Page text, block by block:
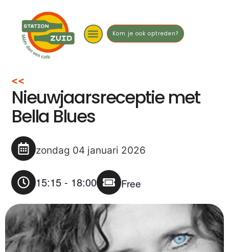
Kom je ook optreden?
<<
Nieuwjaarsreceptie met
Bella Blues
zondag 04 januari 2026
15:15 - 18:00 Free